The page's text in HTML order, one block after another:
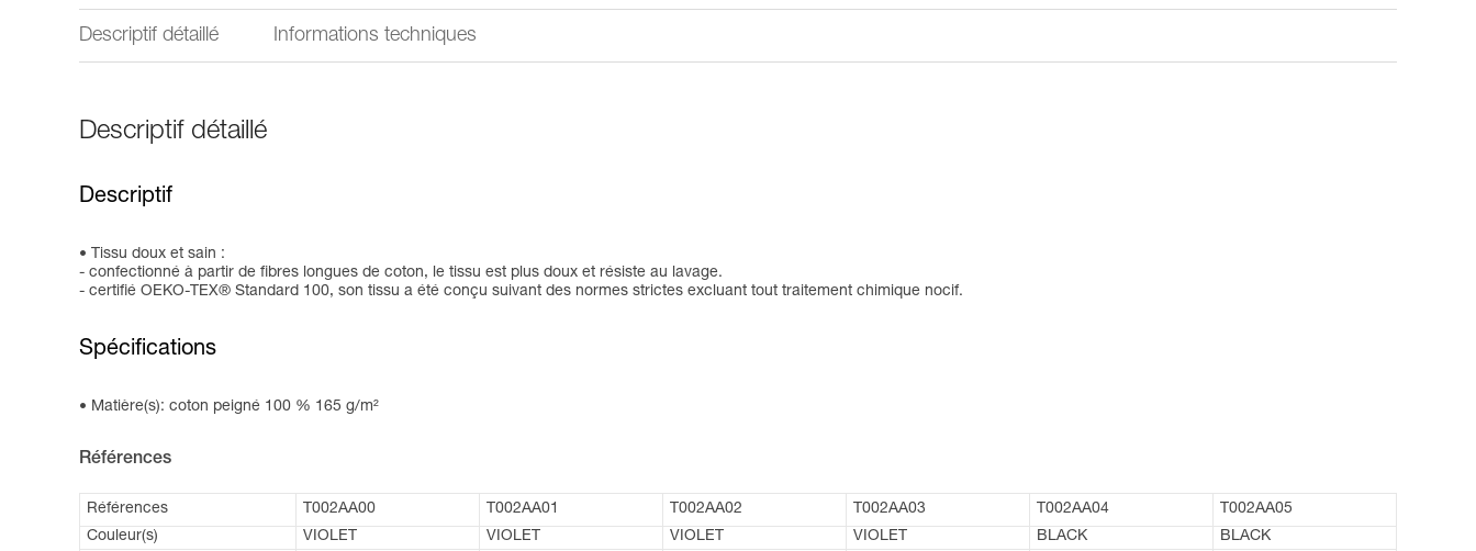
Descriptif détaillé Informations techniques
Descriptif détaillé
Descriptif
Tissu doux et sain :
- confectionné à partir de fibres longues de coton, le tissu est plus doux et résiste au lavage.
- certifié OEKO-TEX® Standard 100, son tissu a été conçu suivant des normes strictes excluant tout traitement chimique nocif.
Spécifications
Matière(s): coton peigné 100 % 165 g/m²
Références
Références T002AA00 T002AA01 T002AA02 T002AA03 T002AA04
T002AA05
Couleur(s)
VIOLET VIOLET VIOLET VIOLET BLACK
BLACK